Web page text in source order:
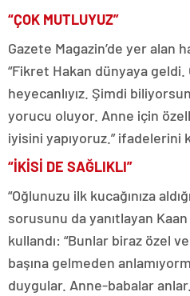
“ÇOK MUTLUYUZ”
Gazete Magazin’de yer alan
“Fikret Hakan dünyaya
heyecanlıyız. Şimdi
yorucu oluyor. Anne için
iyisini yapıyoruz.” ifadelerini
“İKİSİ DE SAĞLIKLI”
“Oğlunuzu ilk kucağınıza
sorusunu da yanıtlayan Kaan
kullandı: “Bunlar biraz özel
başına gelmeden
duygular. Anne-babalar